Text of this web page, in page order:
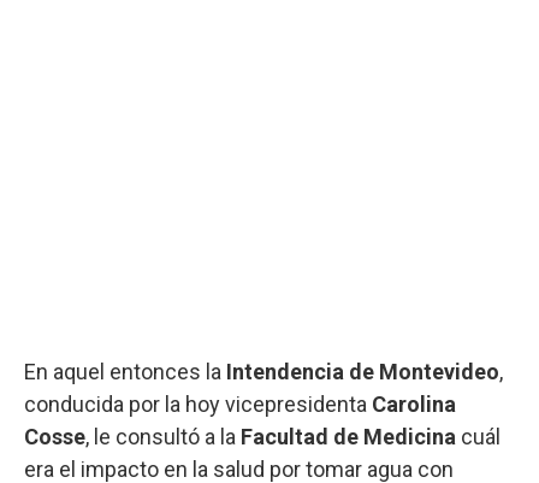
En aquel entonces la Intendencia de Montevideo,
conducida por la hoy vicepresidenta Carolina
Cosse, le consultó a la Facultad de Medicina cuál
era el impacto en la salud por tomar agua con